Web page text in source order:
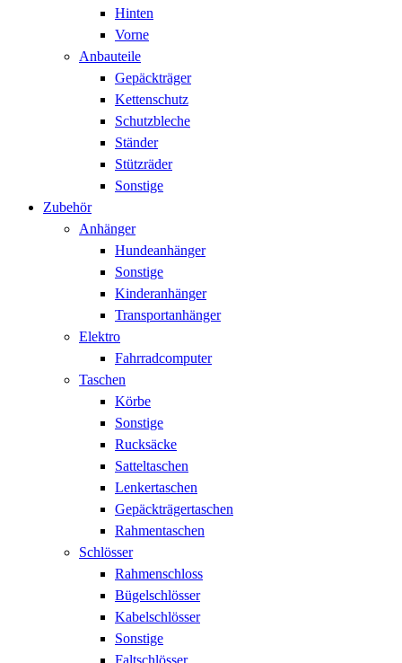
Hinten
Vorne
Anbauteile
Gepäckträger
Kettenschutz
Schutzbleche
Ständer
Stützräder
Sonstige
Zubehör
Anhänger
Hundeanhänger
Sonstige
Kinderanhänger
Transportanhänger
Elektro
Fahrradcomputer
Taschen
Körbe
Sonstige
Rucksäcke
Satteltaschen
Lenkertaschen
Gepäckträgertaschen
Rahmentaschen
Schlösser
Rahmenschloss
Bügelschlösser
Kabelschlösser
Sonstige
Faltschlösser